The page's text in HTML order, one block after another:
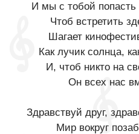
И мы с тобой
Чтоб встретить
Шагает
Как лучик солнца,
И, чтоб никто на
Он всех нас
Здравствуй друг,
Мир вокруг